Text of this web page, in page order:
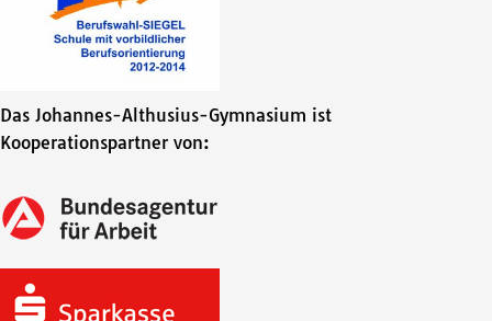
Das Johannes-Althusius-Gymnasium ist
Kooperationspartner von: